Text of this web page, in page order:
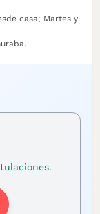
casa; Martes y